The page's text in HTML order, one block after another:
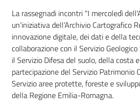
La rassegnadi incontri "I mercoledì
un’iniziativa dell’Archivio Cartografico
innovazione digitale, dei dati e della
collaborazione con il Servizio
il Servizio Difesa del suolo, della costa
partecipazione del Servizio Patrimonio
Servizio aree protette, foreste e
della Regione Emilia-Romagna.